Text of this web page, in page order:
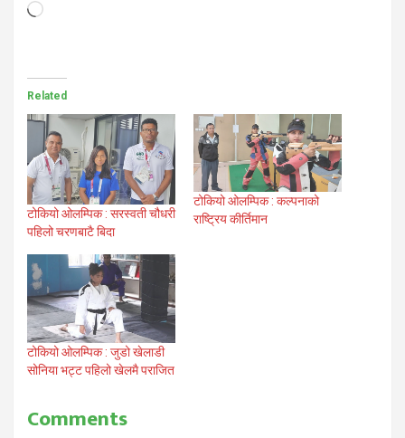
Loading…
Related
टोकियो ओलम्पिक : सरस्वती चौधरी
पहिलो चरणबाटै बिदा
टोकियो ओलम्पिक : कल्पनाको
राष्ट्रिय कीर्तिमान
टोकियो ओलम्पिक : जुडो खेलाडी
सोनिया भट्ट पहिलो खेलमै पराजित
Comments